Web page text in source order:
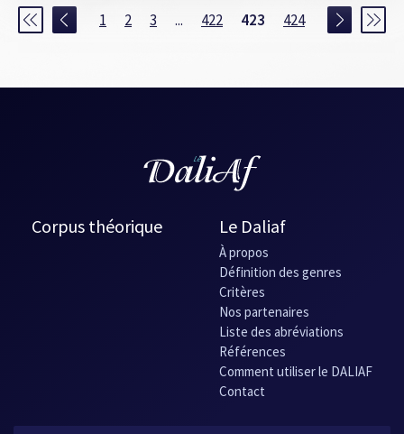
1 2 3 ... 422 423 424
Corpus théorique Le Daliaf
À propos
Définition des genres
Critères
Nos partenaires
Liste des abréviations
Références
Comment utiliser le DALIAF
Contact